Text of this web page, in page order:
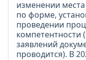
изменении
по форме,
проведении
компетентности
заявлений
проводится). В